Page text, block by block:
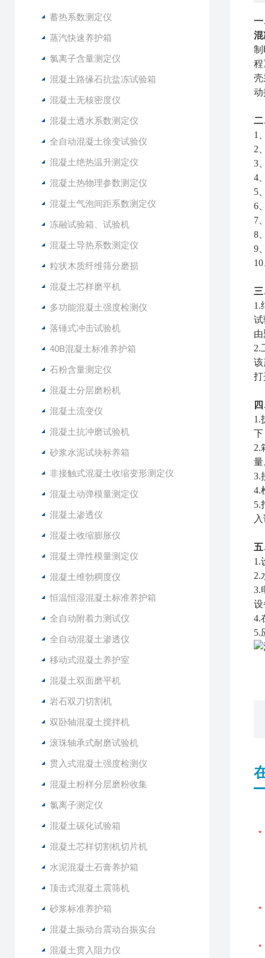
蓄热系数测定仪
蒸汽快速养护箱
氯离子含量测定仪
混凝土路缘石抗盐冻试验箱
混凝土无核密度仪
混凝土透水系数测定仪
全自动混凝土徐变试验仪
混凝土绝热温升测定仪
混凝土热物理参数测定仪
混凝土气泡间距系数测定仪
冻融试验箱、试验机
混凝土导热系数测定仪
粒状木质纤维筛分磨损
混凝土芯样磨平机
多功能混凝土强度检测仪
落锤式冲击试验机
40B混凝土标准养护箱
石粉含量测定仪
混凝土分层磨粉机
混凝土流变仪
混凝土抗冲磨试验机
砂浆水泥试块标养箱
非接触式混凝土收缩变形测定仪
混凝土动弹模量测定仪
混凝土渗透仪
混凝土收缩膨胀仪
混凝土弹性模量测定仪
混凝土维勃稠度仪
恒温恒湿混凝土标准养护箱
全自动附着力测试仪
全自动混凝土渗透仪
移动式混凝土养护室
混凝土双面磨平机
岩石双刀切割机
双卧轴混凝土搅拌机
滚珠轴承式耐磨试验机
贯入式混凝土强度检测仪
混凝土粉样分层磨粉收集
氯离子测定仪
混凝土碳化试验箱
混凝土芯样切割机切片机
水泥混凝土石膏养护箱
顶击式混凝土震筛机
砂浆标准养护箱
混凝土振动台震动台振实台
混凝土贯入阻力仪
一
混
制
程
壳
动
二
1
2
3
4
5
6
7
8
9
1.
试
2.
该
打
1.
下
2.
量
3.
4.
5.
1.
2.
3.
设
4.
5.